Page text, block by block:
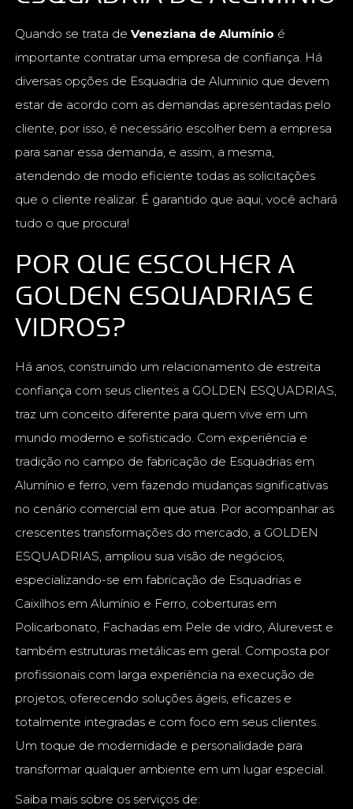
Quando se trata deVeneziana de Alumínio é
importante contratar uma empresa de confiança. Há
diversas opções de Esquadria de Aluminio que devem
estar de acordo com as demandas apresentadas pelo
cliente, por isso, é necessário escolher bem a empresa
para sanar essa demanda, e assim, a mesma,
atendendo de modo eficiente todas as solicitações
que o cliente realizar. É garantido que aqui, você achará
tudo o que procura!
POR QUE ESCOLHER A
GOLDEN ESQUADRIAS E
VIDROS?
Há anos, construindo um relacionamento de estreita
confiança com seus clientes a GOLDEN ESQUADRIAS,
traz um conceito diferente para quem vive em um
mundo moderno e sofisticado. Com experiência e
tradição no campo de fabricação de Esquadrias em
Alumínio e ferro, vem fazendo mudanças significativas
no cenário comercial em que atua. Por acompanhar as
crescentes transformações do mercado, a GOLDEN
ESQUADRIAS, ampliou sua visão de negócios,
especializando-se em fabricação de Esquadrias e
Caixilhos em Alumínio e Ferro, coberturas em
Policarbonato, Fachadas em Pele de vidro, Alurevest e
também estruturas metálicas em geral. Composta por
profissionais com larga experiência na execução de
projetos, oferecendo soluções ágeis, eficazes e
totalmente integradas e com foco em seus clientes.
Um toque de modernidade e personalidade para
transformar qualquer ambiente em um lugar especial.
Saiba mais sobre os serviços de: